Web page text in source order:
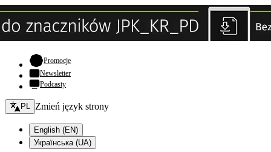
Promocje- otwiera się w nowej karcie
Newsletter
Podcasty
Zmień język - bieżący:
PL Zmień język strony
English (EN)
Українська (UA)